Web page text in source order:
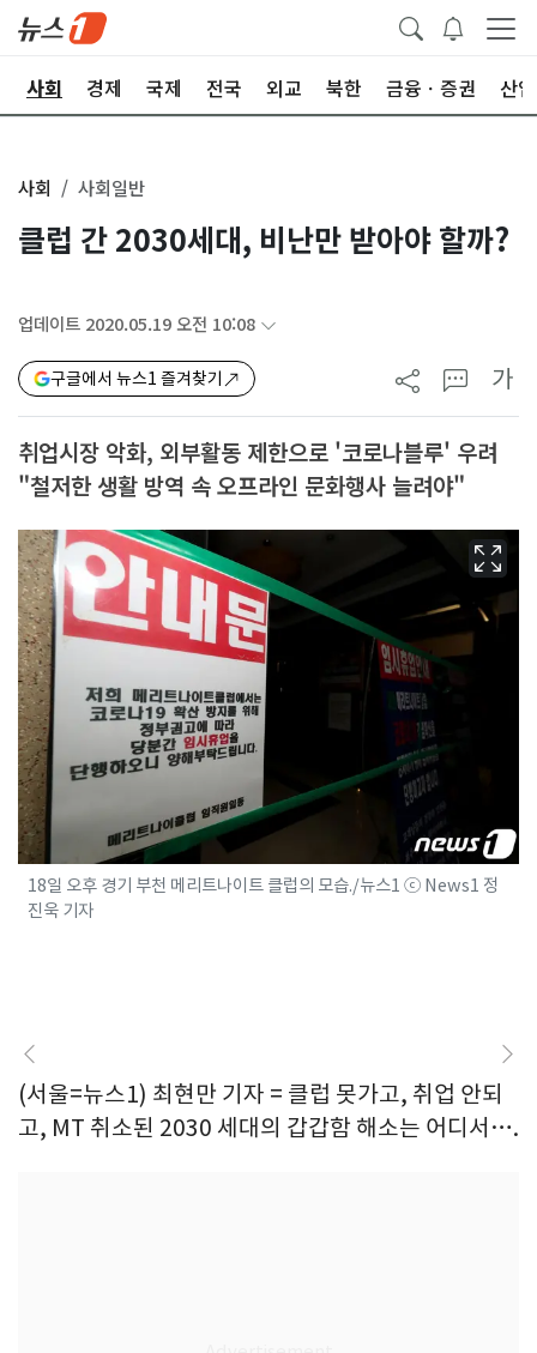
사회 경제 국제 전국 외교 북한 금융ㆍ증권 산업
사회 사회일반
클럽 간 2030세대, 비난만 받아야 할까?
업데이트 2020.05.19 오전 10:08
구글에서 뉴스1 즐겨찾기 가
취업시장 악화, 외부활동 제한으로 '코로나블루' 우려
"철저한 생활 방역 속 오프라인 문화행사 늘려야"
18일 오후 경기 부천 메리트나이트 클럽의 모습./뉴스1 ⓒ News1 정
진욱 기자
(서울=뉴스1) 최현만 기자 = 클럽 못가고, 취업 안되
고, MT 취소된 2030 세대의 갑갑함 해소는 어디서….